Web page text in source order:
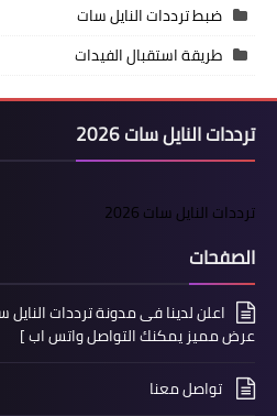
ضبط ترددات النايل سات
طريقة استقبال الفيدات
ترددات النايل سات 2026
ترددات النايل سات 2026
الصفحات
عرض مميز يمكنك التواصل واتس اب ]
تواصل معنا